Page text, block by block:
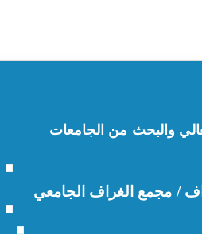
والبحث من الجامعات
/ مجمع الغراف الجامعي